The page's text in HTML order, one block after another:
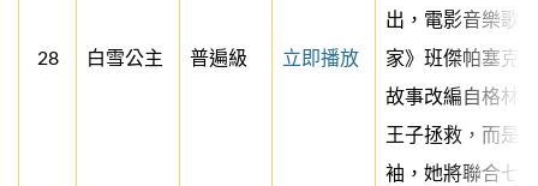
28 白雪公主 普遍級 立即播放
出，電影音樂歌
家》班傑帕塞克
故事改編自格林
王子拯救，而是
袖，她將聯合七